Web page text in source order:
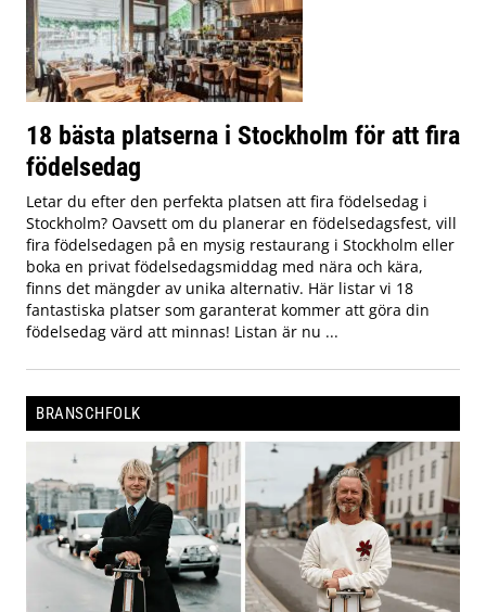
18 bästa platserna i Stockholm för att fira
födelsedag
Letar du efter den perfekta platsen att fira födelsedag i
Stockholm? Oavsett om du planerar en födelsedagsfest, vill
fira födelsedagen på en mysig restaurang i Stockholm eller
boka en privat födelsedagsmiddag med nära och kära,
finns det mängder av unika alternativ. Här listar vi 18
fantastiska platser som garanterat kommer att göra din
födelsedag värd att minnas! Listan är nu ...
BRANSCHFOLK